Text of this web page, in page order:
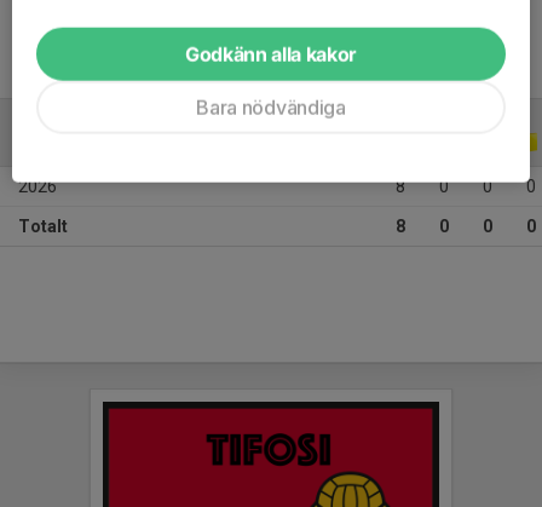
2026 8 0 0 0
Totalt 8 0 0 0
Godkänn alla kakor
Bara nödvändiga